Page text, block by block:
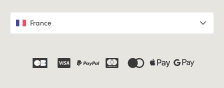
France